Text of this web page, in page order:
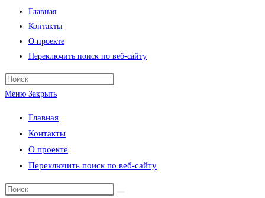
Главная
Контакты
О проекте
Переключить поиск по веб-сайту
Меню Закрыть
Главная
Контакты
О проекте
Переключить поиск по веб-сайту